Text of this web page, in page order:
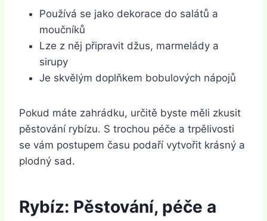
Používá se jako dekorace do salátů a
moučníků
Lze z něj připravit džus, marmelády a
sirupy
Je skvělým doplňkem bobulových nápojů
Pokud máte zahrádku, určitě byste měli zkusit
pěstování rybízu. S trochou péče a trpělivosti
se vám postupem času podaří vytvořit krásný a
plodný sad.
Rybíz: Pěstování, péče a